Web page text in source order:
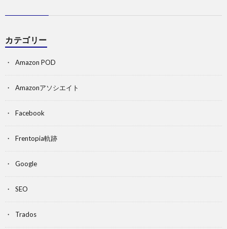
カテゴリー
Amazon POD
Amazonアソシエイト
Facebook
Frentopia軌跡
Google
SEO
Trados